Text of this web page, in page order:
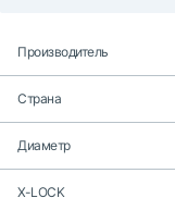
Производитель
Страна
Диаметр
X-LOCK